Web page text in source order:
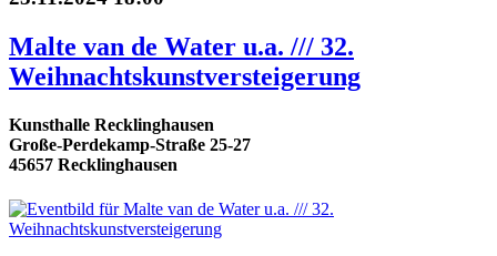
Malte van de Water u.a. /// 32.
Weihnachtskunstversteigerung
Kunsthalle Recklinghausen
Große-Perdekamp-Straße 25-27
45657 Recklinghausen